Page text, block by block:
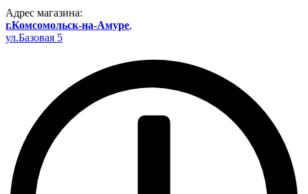
Адрес магазина:
г.Комсомольск-на-Амуре,
ул.Базовая 5